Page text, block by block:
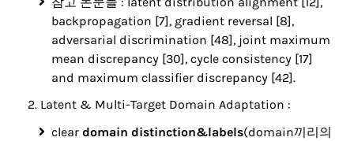
backpropagation [7], gradient reversal [8],
adversarial discrimination [48], joint maximum
mean discrepancy [30], cycle consistency [17]
and maximum classifier discrepancy [42].
Latent & Multi-Target Domain Adaptation :
clear domain distinction&labels(domain끼리의